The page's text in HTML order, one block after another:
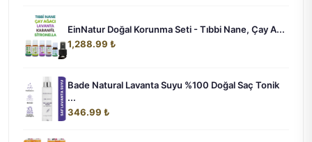
EinNatur Doğal Korunma Seti - Tıbbi Nane, Çay A...
1,288.99 ₺
Bade Natural Lavanta Suyu %100 Doğal Saç Tonik
...
346.99 ₺